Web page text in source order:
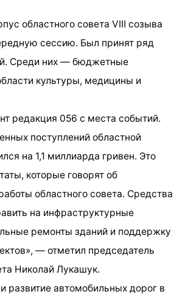
областного совета VIII созыва
сессию. Был принят ряд
Среди них — бюджетные
культуры, медицины и
редакция 056 с места событий.
поступлений областной
на 1,1 миллиарда гривен. Это
которые говорят об
областного совета. Средства
на инфраструктурные
ремонты зданий и поддержку
— отметил председатель
Николай Лукашук.
развитие автомобильных дорог в